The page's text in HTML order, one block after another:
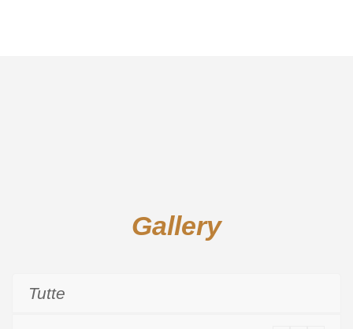
Gallery
Tutte